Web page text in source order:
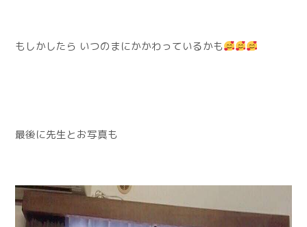
もしかしたら いつのまにかかわっているかも
最後に先生とお写真も